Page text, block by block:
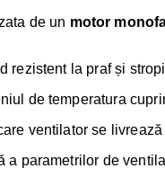
de un motor
rezistent la praf și
de temperatura
ventilator se livrează
a parametrilor de